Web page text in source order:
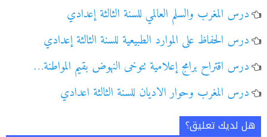
درس المغرب والسلم العالمي للسنة الثالثة إعدادي
درس الحفاظ على الموارد الطبيعية للسنة الثالثة إعدادي
درس اقتراح برامج إعلامية تتوخى النهوض بقيم المواطنة…
درس المغرب وحوار الاديان للسنة الثالثة اعدادي
هل لديك تعليق؟